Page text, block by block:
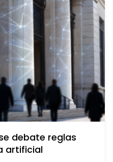
debate reglas
artificial